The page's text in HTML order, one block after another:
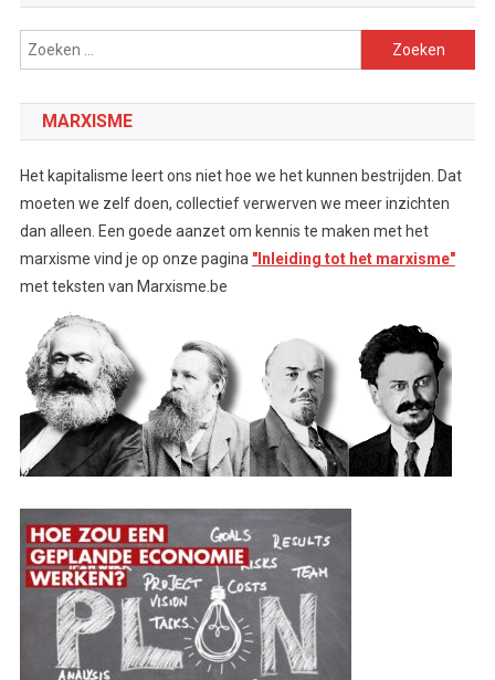
Zoeken
naar:
MARXISME
Het kapitalisme leert ons niet hoe we het kunnen bestrijden. Dat
moeten we zelf doen, collectief verwerven we meer inzichten
dan alleen. Een goede aanzet om kennis te maken met het
marxisme vind je op onze pagina "Inleiding tot het marxisme"
met teksten van Marxisme.be